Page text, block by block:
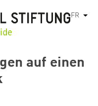
FR
auf einen